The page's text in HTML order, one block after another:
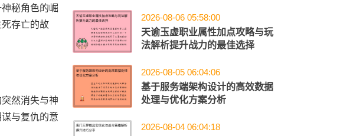
秘角色的崛
存亡的故
然消失与神
与复仇的意
2026-08-06 05:58:00
天谕玉虚职业属性加点攻略与玩
法解析提升战力的最佳选择
2026-08-05 06:04:06
基于服务端架构设计的高效数据
处理与优化方案分析
2026-08-04 06:04:18